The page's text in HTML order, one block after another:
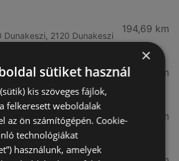
Dunakeszi, 2120 Dunakeszi
194,69 km
1097 Budapest
195,7 km
314,01 km
×
sütiket használ
kis szöveges fájlok,
felkeresett weboldalak
az ön számítógépén. Cookie-
technológiákat
használunk, amelyek